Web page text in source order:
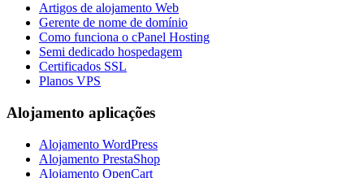
Artigos de alojamento Web
Gerente de nome de domínio
Como funciona o cPanel Hosting
Semi dedicado hospedagem
Certificados SSL
Planos VPS
Alojamento aplicações
Alojamento WordPress
Alojamento PrestaShop
Alojamento OpenCart